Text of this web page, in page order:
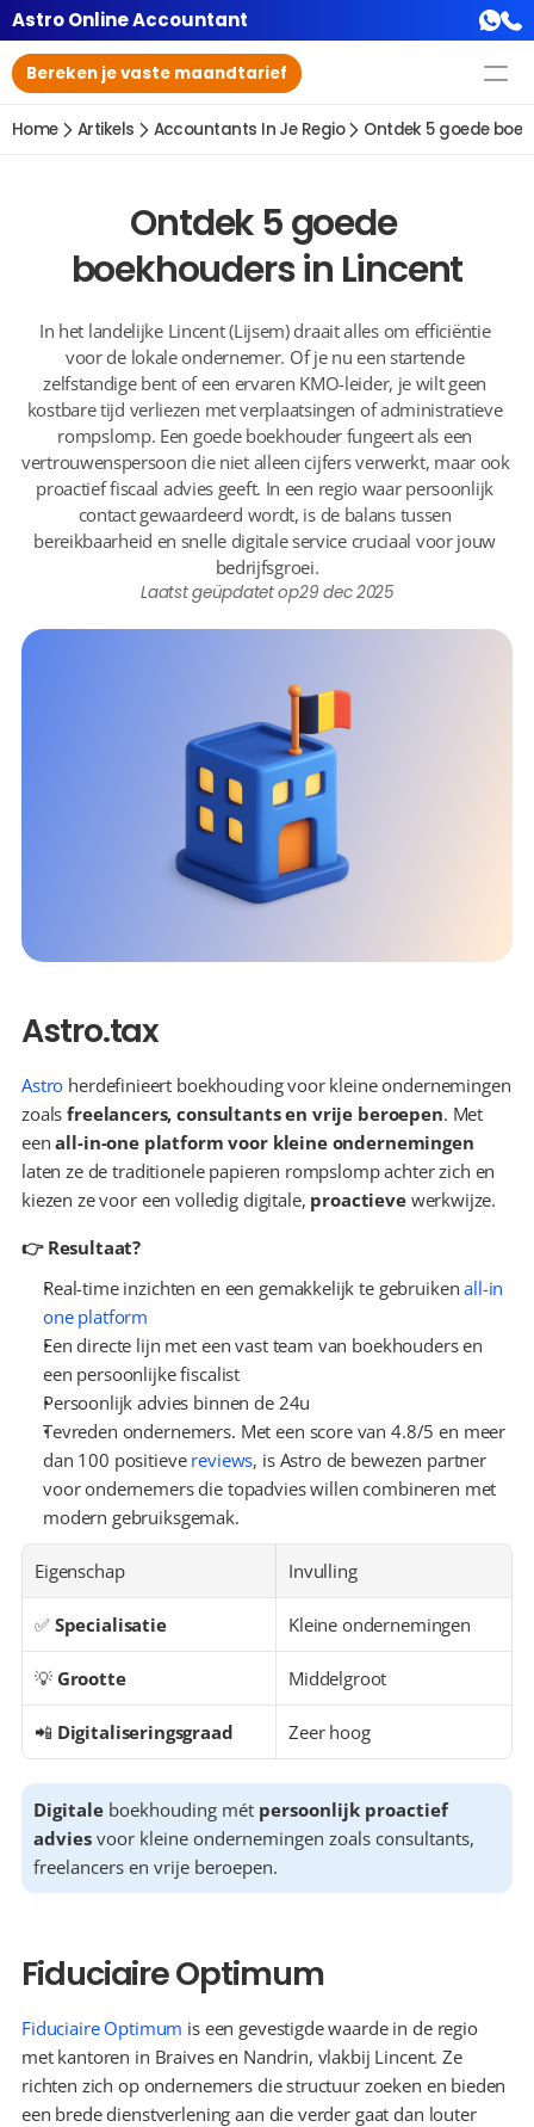
Astro Online Accountant
Bereken je vaste maandtarief
Home Artikels Accountants In Je Regio Ontdek 5 goede
Ontdek 5 goede
boekhouders in Lincent
In het landelijke Lincent (Lijsem) draait alles om efficiëntie
voor de lokale ondernemer. Of je nu een startende
zelfstandige bent of een ervaren KMO-leider, je wilt geen
kostbare tijd verliezen met verplaatsingen of administratieve
rompslomp. Een goede boekhouder fungeert als een
vertrouwenspersoon die niet alleen cijfers verwerkt, maar ook
proactief fiscaal advies geeft. In een regio waar persoonlijk
contact gewaardeerd wordt, is de balans tussen
bereikbaarheid en snelle digitale service cruciaal voor jouw
bedrijfsgroei.
Laatst geüpdatet op29 dec 2025
Astro.tax
Astro herdefinieert boekhouding voor kleine ondernemingen
zoals freelancers, consultants en vrije beroepen. Met
een all-in-one platform voor kleine ondernemingen
laten ze de traditionele papieren rompslomp achter zich en
kiezen ze voor een volledig digitale, proactieve werkwijze.
👉 Resultaat?
Real-time inzichten en een gemakkelijk te gebruiken all-in
one platform
Een directe lijn met een vast team van boekhouders en
een persoonlijke fiscalist
Persoonlijk advies binnen de 24u
Tevreden ondernemers. Met een score van 4.8/5 en meer
dan 100 positieve reviews, is Astro de bewezen partner
voor ondernemers die topadvies willen combineren met
modern gebruiksgemak.
Eigenschap Invulling
✅ Specialisatie Kleine ondernemingen
💡 Grootte Middelgroot
📲 Digitaliseringsgraad Zeer hoog
Digitale boekhouding mét persoonlijk proactief
advies voor kleine ondernemingen zoals consultants,
freelancers en vrije beroepen.
Fiduciaire Optimum
Fiduciaire Optimum is een gevestigde waarde in de regio
met kantoren in Braives en Nandrin, vlakbij Lincent. Ze
richten zich op ondernemers die structuur zoeken en bieden
een brede dienstverlening aan die verder gaat dan louter